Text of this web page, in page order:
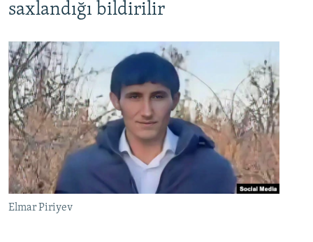
saxlandığı bildirilir
Elmar Piriyev